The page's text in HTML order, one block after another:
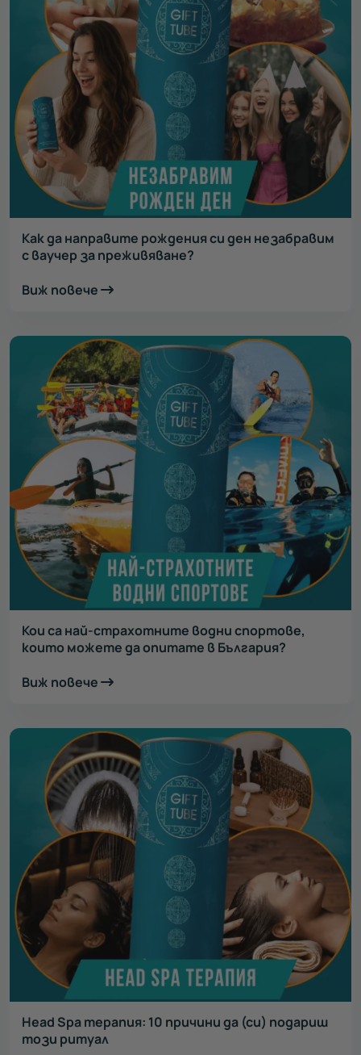
Как да направите рождения си ден незабравим
с ваучер за преживяване?
Виж повече
Кои са най-страхотните водни спортове,
които можете да опитате в България?
Виж повече
Head Spa терапия: 10 причини да (си) подариш
този ритуал